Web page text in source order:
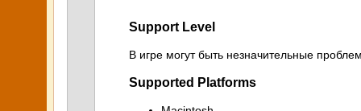
Support Level
В игре могут быть незначительные
Supported Platforms